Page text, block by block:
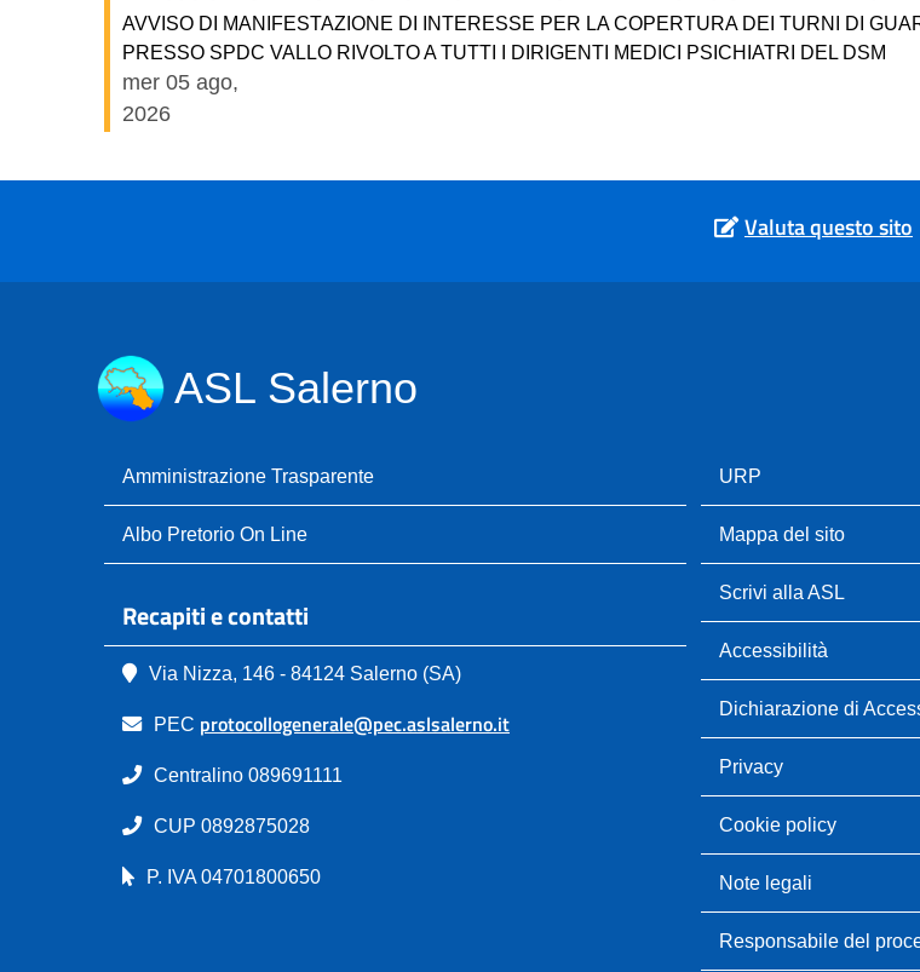
AVVISO DI MANIFESTAZIONE DI INTERESSE PER LA COPERTURA DEI TURNI DI
PRESSO SPDC VALLO RIVOLTO A TUTTI I DIRIGENTI MEDICI PSICHIATRI DEL DSM
mer 05 ago,
2026
Valuta questo sito
ASL Salerno
Amministrazione Trasparente
Albo Pretorio On Line
Recapiti e contatti
Via Nizza, 146 - 84124 Salerno (SA)
PEC protocollogenerale@pec.aslsalerno.it
Centralino 089691111
CUP 0892875028
P. IVA 04701800650
URP
Mappa del sito
Scrivi alla ASL
Accessibilità
Dichiarazione di
Privacy
Cookie policy
Note legali
Responsabile del